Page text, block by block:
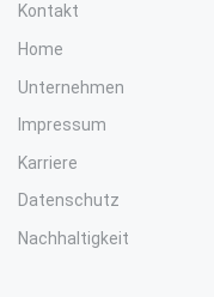
Kontakt
Home
Unternehmen
Impressum
Karriere
Datenschutz
Nachhaltigkeit